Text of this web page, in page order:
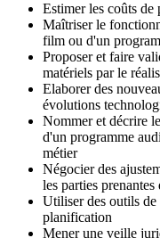
Estimer les coûts de
Maîtriser le
film ou d'un
Proposer et faire
matériels par le
Elaborer des
évolutions
Nommer et décrire
d'un programme
métier
Négocier des
les parties
Utiliser des outils
planification
Mener une veille